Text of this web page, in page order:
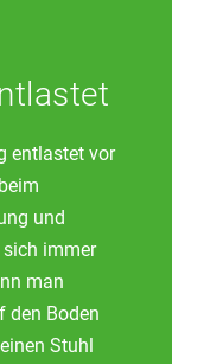
entlastet vor
und
immer
man
den Boden
Stuhl